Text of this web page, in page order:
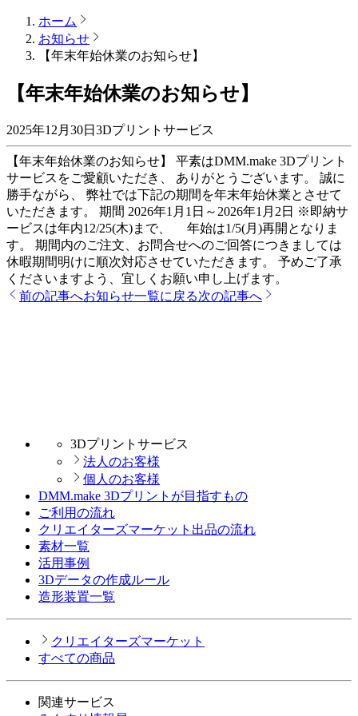
ホーム
お知らせ
【年末年始休業のお知らせ】
【年末年始休業のお知らせ】
2025年12月30日 3Dプリントサービス
【年末年始休業のお知らせ】 平素はDMM.make 3Dプリント
サービスをご愛顧いただき、 ありがとうございます。 誠に
勝手ながら、 弊社では下記の期間を年末年始休業とさせて
いただきます。 期間 2026年1月1日～2026年1月2日 ※即納サ
ービスは年内12/25(木)まで、 年始は1/5(月)再開となりま
す。 期間内のご注文、お問合せへのご回答につきましては
休暇期間明けに順次対応させていただきます。 予めご了承
くださいますよう、宜しくお願い申し上げます。
前の記事へお知らせ一覧に戻る次の記事へ
3Dプリントサービス
法人のお客様
個人のお客様
DMM.make 3Dプリントが目指すもの
ご利用の流れ
クリエイターズマーケット出品の流れ
素材一覧
活用事例
3Dデータの作成ルール
造形装置一覧
クリエイターズマーケット
すべての商品
関連サービス